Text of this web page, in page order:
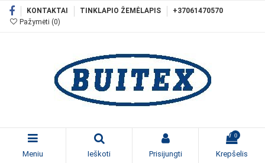
KONTAKTAI TINKLAPIO ŽEMĖLAPIS
+37061470570
Pažymėti (0)
Meniu Ieškoti Prisijungti
0
Krepšelis